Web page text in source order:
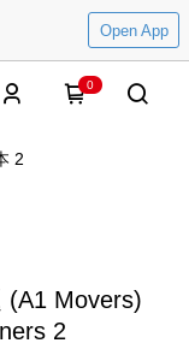
Open App
0
2
(A1 Movers)
2